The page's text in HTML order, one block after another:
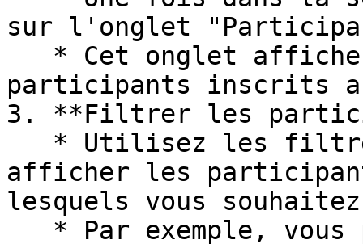
sur l'onglet
participants inscrits
3. **Filtrer les
afficher les
lesquels vous